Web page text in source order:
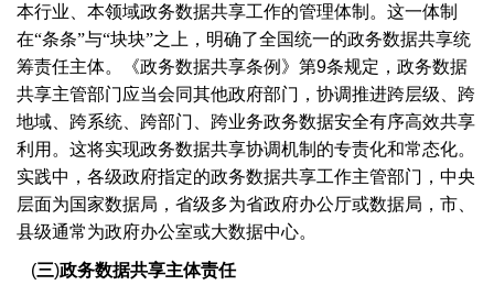
本行业、本领域政务数据共享工作的管理体制。这一体制
在“条条”与“块块”之上，明确了全国统一的政务数据共享统
筹责任主体。《政务数据共享条例》第9条规定，政务数据
共享主管部门应当会同其他政府部门，协调推进跨层级、跨
地域、跨系统、跨部门、跨业务政务数据安全有序高效共享
利用。这将实现政务数据共享协调机制的专责化和常态化。
实践中，各级政府指定的政务数据共享工作主管部门，中央
层面为国家数据局，省级多为省政府办公厅或数据局，市、
县级通常为政府办公室或大数据中心。
(三)政务数据共享主体责任